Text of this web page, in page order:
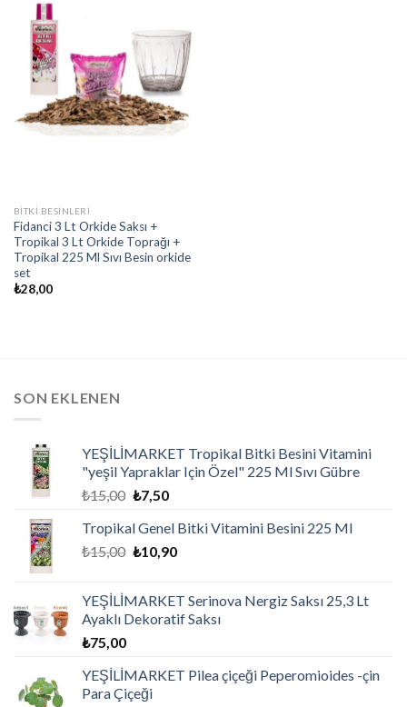
BITKI BESINLERI
Fidanci 3 Lt Orkide Saksı +
Tropikal 3 Lt Orkide Toprağı +
Tropikal 225 Ml Sıvı Besin orkide
set
₺28,00
SON EKLENEN
YEŞİLİMARKET Tropikal Bitki Besini Vitamini
"yeşil Yapraklar Için Özel" 225 Ml Sıvı Gübre
₺15,00 ₺7,50
Tropikal Genel Bitki Vitamini Besini 225 Ml
₺15,00 ₺10,90
YEŞİLİMARKET Serinova Nergiz Saksı 25,3 Lt
Ayaklı Dekoratif Saksı
₺75,00
YEŞİLİMARKET Pilea çiçeği Peperomioides -çin
Para Çiçeği